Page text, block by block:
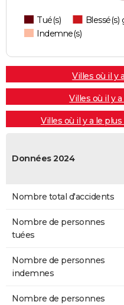
Tué(s) Blessé(s)
Indemne(s)
Villes où il y
Villes où il y
Villes où il y a le
Données 2024
Nombre total d'accidents
Nombre de personnes
tuées
Nombre de personnes
indemnes
Nombre de personnes